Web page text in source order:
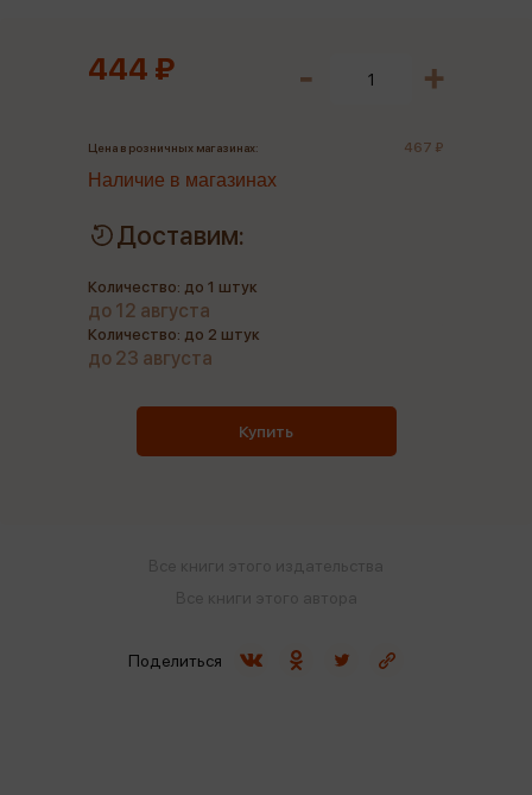
444 ₽
Цена в розничных магазинах: 467 ₽
Наличие в магазинах
Доставим:
Количество: до 1 штук
до 12 августа
Количество: до 2 штук
до 23 августа
Купить
Поделиться